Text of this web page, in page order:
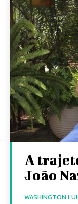
A
João
WASHINGTON